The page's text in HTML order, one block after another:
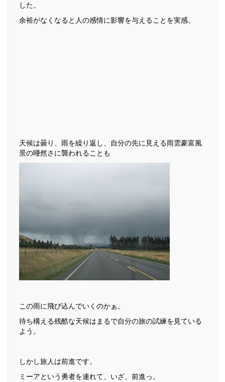
した。
余裕がなくなると人の感情に影響を与えることを実感。
天候は曇り、雨を繰り返し、自分の先に見える雨雲豪富風
景の唖然さに襲われることも
この雨に飛び込んでいくのかぁ。
待ち構える残酷な天候はまるで自分の旅の試練を見ている
よう。
しかし旅人は前進です。
ミーアという勇者を連れて、いざ、前進っ。